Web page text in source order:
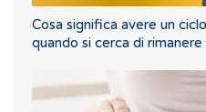
Cosa significa avere un
quando si cerca di rimanere